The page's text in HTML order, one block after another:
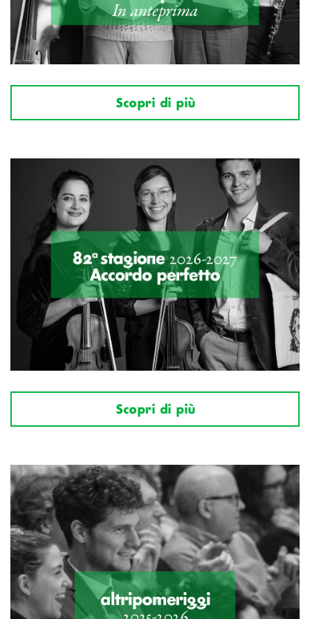
Scopri di più
Scopri di più